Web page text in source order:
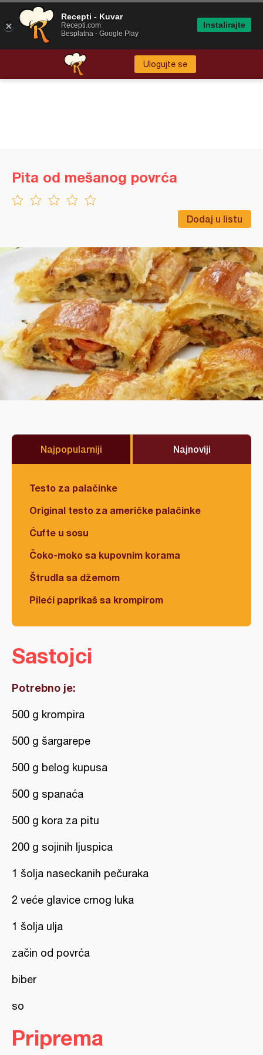
Ulogujte se
Dodaj u listu
Pita od mešanog povrća
Najpopularniji Najnoviji
Testo za palačinke
Original testo za američke palačinke
Ćufte u sosu
Čoko-moko sa kupovnim korama
Štrudla sa džemom
Pileći paprikaš sa krompirom
Sastojci
Potrebno je:
500 g krompira
500 g šargarepe
500 g belog kupusa
500 g spanaća
500 g kora za pitu
200 g sojinih ljuspica
1 šolja naseckanih pečuraka
2 veće glavice crnog luka
1 šolja ulja
začin od povrća
biber
so
Priprema
Recepti - Kuvar
Recepti.com
Besplatna - Google Play
Instalirajte